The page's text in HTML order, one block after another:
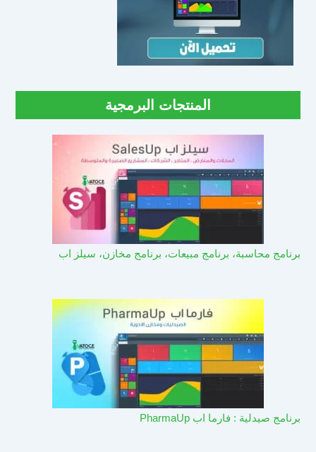
المنتجات البرمجية
برنامج محاسبة، برنامج مبيعات، برنامج مخازن، سيلز اب
برنامج صيدلية : فارما اب PharmaUp​